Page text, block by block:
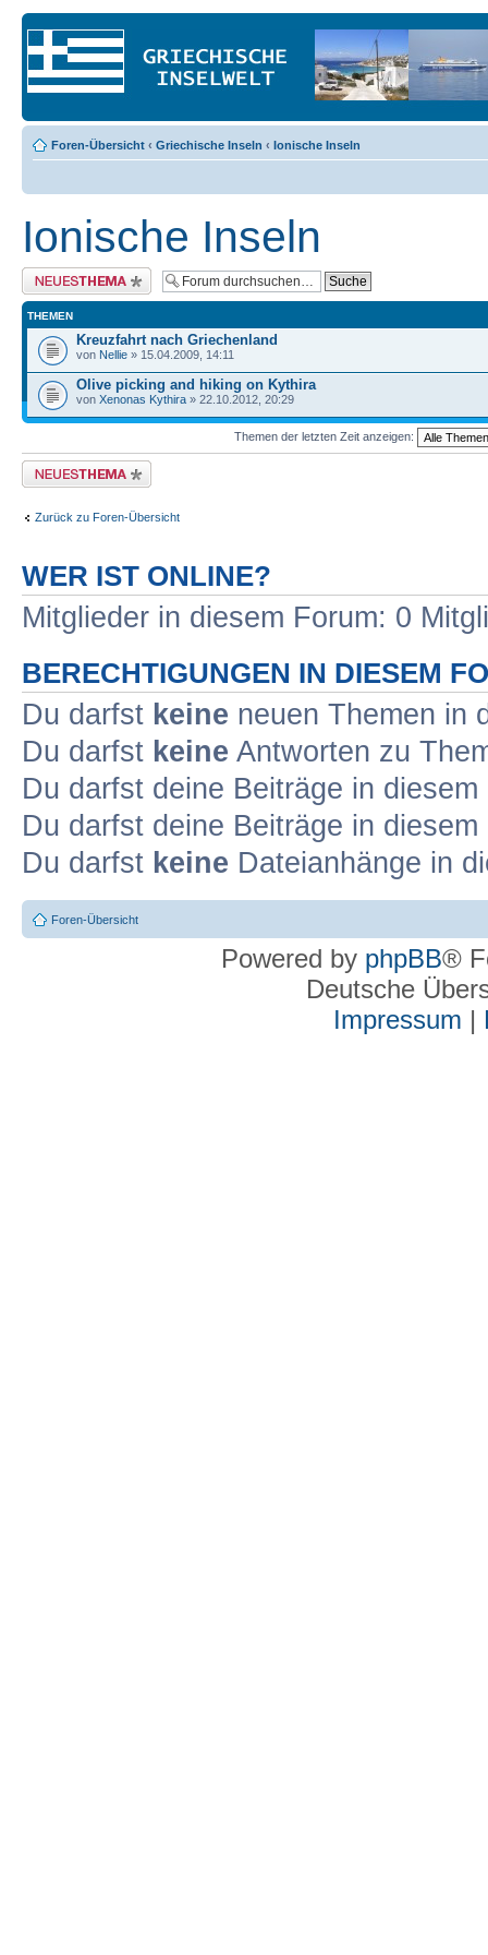
Foren-Übersicht ‹ Griechische Inseln ‹ Ionische Inseln
Ionische Inseln
Neues Thema erstellen
THEMEN
Kreuzfahrt nach Griechenland
von Nellie » 15.04.2009, 14:11
Olive picking and hiking on Kythira
von Xenonas Kythira » 22.10.2012, 20:29
Themen der letzten Zeit anzeigen:
Neues Thema erstellen
Zurück zu Foren-Übersicht
WER IST ONLINE?
Mitglieder in diesem Forum: 0
BERECHTIGUNGEN IN DIESEM
Du darfst keine neuen Themen in
Du darfst keine Antworten zu
Du darfst deine Beiträge in
Du darfst deine Beiträge in
Du darfst keine Dateianhänge in
Foren-Übersicht
Powered by phpBB®
Deutsche
Impressum |